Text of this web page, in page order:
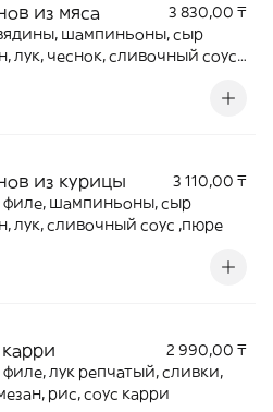
из мяса
3 830,00 ₸
шампиньоны, сыр
лук, чеснок, сливочный соус,
из курицы
3 110,00 ₸
филе, шампиньоны, сыр
лук, сливочный соус ,пюре
2 990,00 ₸
лук репчатый, сливки,
рис, соус карри